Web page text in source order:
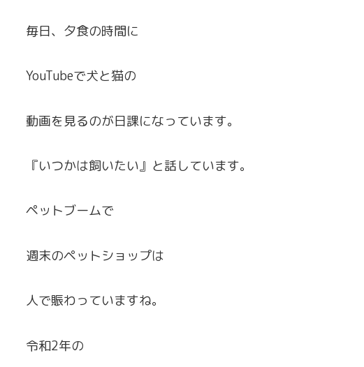
毎日、夕食の時間に
YouTubeで犬と猫の
動画を見るのが日課になっています。
『いつかは飼いたい』と話しています。
ペットブームで
週末のペットショップは
人で賑わっていますね。
令和2年の